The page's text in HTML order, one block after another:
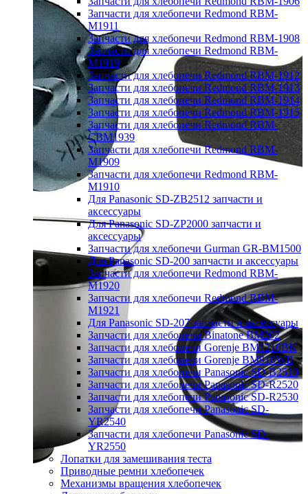
Запчасти для хлебопечи Redmond RBM-
M1911
Запчасти для хлебопечи Redmond RBM-1908
Запчасти для хлебопечи Redmond RBM-
M1919
Запчасти для хлебопечи Redmond RBM-1912
Запчасти для хлебопечи Redmond RBM-1913
Запчасти для хлебопечи Redmond RBM-1914
Запчасти для хлебопечи Redmond RBM-1915
Запчасти для хлебопечи Redmond RBM-
CBM1939
Запчасти для хлебопечи Redmond RBM-
M1909
Запчасти для хлебопечи Redmond RBM-
M1910
Для Panasonic SD-ZB2512 запчасти и
аксессуары
Для Panasonic SD-ZP2000 запчасти и
аксессуары
Запчасти для хлебопечи Gurman GR-BM1500
Для Panasonic SD-200 запчасти и аксессуары
Запчасти для хлебопечи Redmond RBM-
M1920
Запчасти для хлебопечи Redmond RBM-
M1921
Для Panasonic SD-207 запчасти и аксессуары
Запчасти для хлебопечи Binatone BM202
Запчасти для хлебопечи Gorenje BM1210BK
Запчасти для хлебопечи Gorenje BM910WII
Запчасти для хлебопечи Panasonic SD-B2510
Запчасти для хлебопечи Panasonic SD-R2520
Запчасти для хлебопечи Panasonic SD-R2530
Запчасти для хлебопечи Panasonic SD-
YR2540
Запчасти для хлебопечи Panasonic SD-
YR2550
Лопатки для замешивания теста
Приводные ремни хлебопечек
Механизмы вращения хлебопечек